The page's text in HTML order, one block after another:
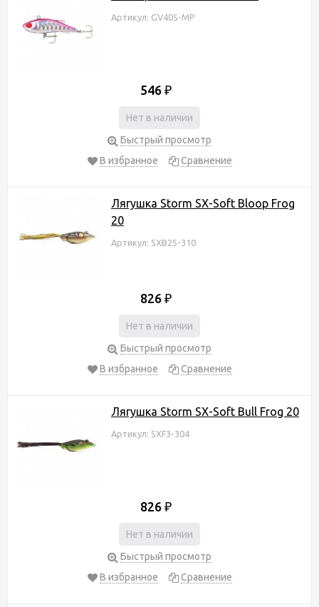
Артикул: GV40S-MP
546 ₽
Нет в наличии
Быстрый просмотр
В избранное
Сравнение
Лягушка Storm SX-Soft Bloop Frog
20
Артикул: SXB25-310
826 ₽
Нет в наличии
Быстрый просмотр
В избранное
Сравнение
Лягушка Storm SX-Soft Bull Frog 20
Артикул: SXF3-304
826 ₽
Нет в наличии
Быстрый просмотр
В избранное
Сравнение